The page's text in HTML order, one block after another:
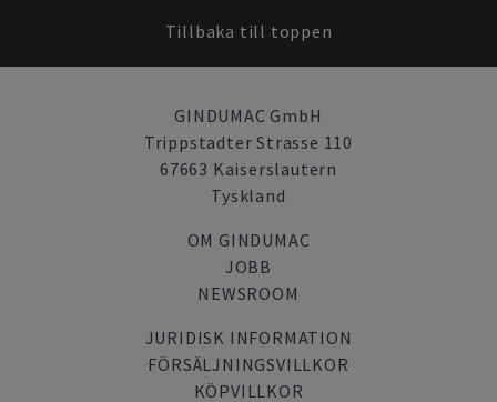
Tillbaka till toppen
GINDUMAC GmbH
Trippstadter Strasse 110
67663 Kaiserslautern
Tyskland
OM GINDUMAC
JOBB
NEWSROOM
JURIDISK INFORMATION
FÖRSÄLJNINGSVILLKOR
KÖPVILLKOR